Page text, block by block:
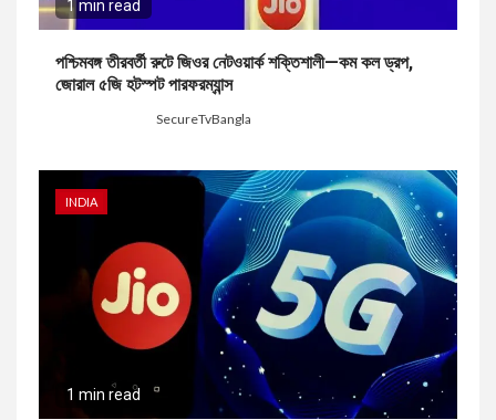
1 min read
পশ্চিমবঙ্গ তীরবর্তী রুটে জিওর নেটওয়ার্ক শক্তিশালী—কম কল ড্রপ,
জোরাল ৫জি হটস্পট পারফরম্যান্স
SecureTvBangla
INDIA
1 min read